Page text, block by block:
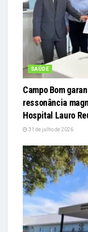
SAÚDE
Campo Bom
ressonância
Hospital Lauro
31 de julho de 2026